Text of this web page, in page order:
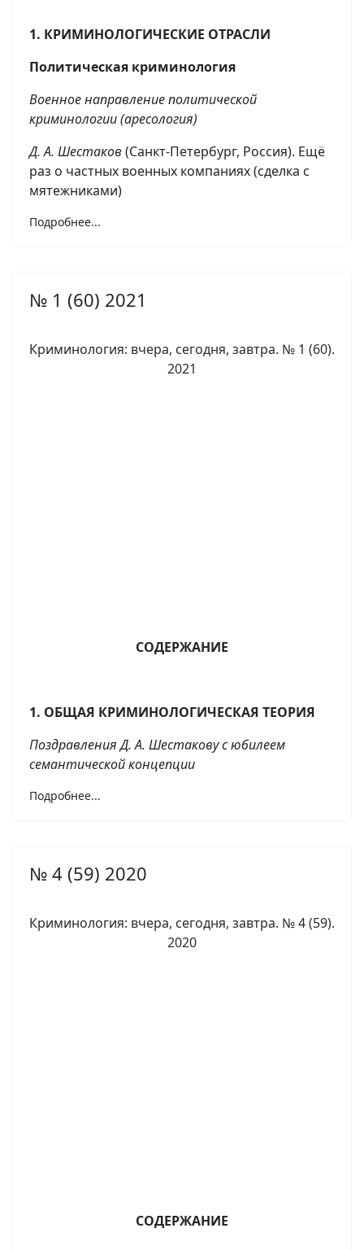
1. КРИМИНОЛОГИЧЕСКИЕ ОТРАСЛИ
Политическая криминология
Военное направление политической
криминологии (аресология)
Д. А. Шестаков(Санкт-Петербург, Россия). Ещё
раз о частных военных компаниях (сделка с
мятежниками)
Подробнее...
№ 1 (60) 2021
Криминология: вчера, сегодня, завтра. № 1 (60).
2021
СОДЕРЖАНИЕ
1. ОБЩАЯ КРИМИНОЛОГИЧЕСКАЯ ТЕОРИЯ
Поздравления Д. А. Шестакову с юбилеем
семантической концепции
Подробнее...
№ 4 (59) 2020
Криминология: вчера, сегодня, завтра. № 4 (59).
2020
СОДЕРЖАНИЕ